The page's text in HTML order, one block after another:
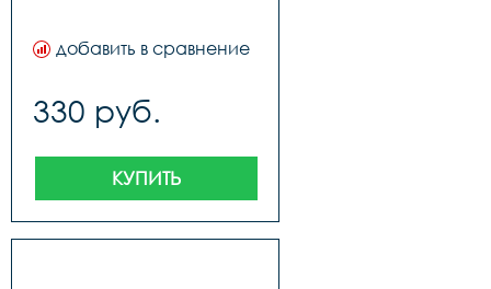
добавить в сравнение
330 руб.
КУПИТЬ